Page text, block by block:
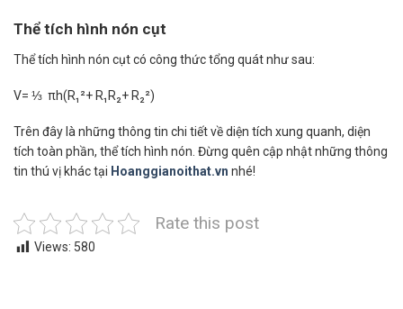
Thể tích hình nón cụt
Thể tích hình nón cụt có công thức tổng quát như sau:
V= ⅓ πh(R₁²+ R₁R₂+ R₂²)
Trên đây là những thông tin chi tiết về diện tích xung quanh, diện
tích toàn phần, thể tích hình nón. Đừng quên cập nhật những thông
tin thú vị khác tại Hoanggianoithat.vn nhé!
Rate this post
Views: 580